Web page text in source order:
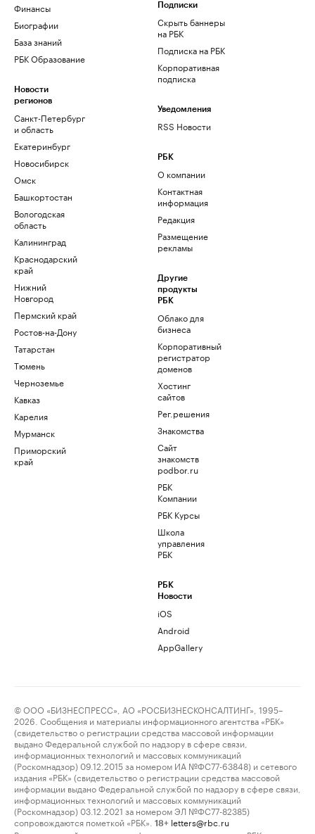
Финансы
Биографии
База знаний
РБК Образование
Новости
регионов
Санкт-Петербург
и область
Екатеринбург
Новосибирск
Омск
Башкортостан
Вологодская
область
Калининград
Краснодарский
край
Нижний
Новгород
Пермский край
Ростов-на-Дону
Татарстан
Тюмень
Черноземье
Кавказ
Карелия
Мурманск
Приморский
край
Подписки
Скрыть баннеры
на РБК
Подписка на РБК
Корпоративная
подписка
Уведомления
RSS Новости
РБК
О компании
Контактная
информация
Редакция
Размещение
рекламы
Другие
продукты
РБК
Облако для
бизнеса
Корпоративный
регистратор
доменов
Хостинг
сайтов
Рег.решения
Знакомства
Сайт
знакомств
podbor.ru
РБК
Компании
РБК Курсы
Школа
управления
РБК
РБК
Новости
iOS
Android
AppGallery
© ООО «БИЗНЕСПРЕСС», АО «РОСБИЗНЕСКОНСАЛТИНГ», 1995–
2026. Сообщения и материалы информационного агентства «РБК»
(свидетельство о регистрации средства массовой информации
выдано Федеральной службой по надзору в сфере связи,
информационных технологий и массовых коммуникаций
(Роскомнадзор) 09.12.2015 за номером ИА №ФС77-63848) и сетевого
издания «РБК» (свидетельство о регистрации средства массовой
информации выдано Федеральной службой по надзору в сфере связи,
информационных технологий и массовых коммуникаций
(Роскомнадзор) 03.12.2021 за номером ЭЛ №ФС77-82385)
сопровождаются пометкой «РБК».
18+ letters@rbc.ru